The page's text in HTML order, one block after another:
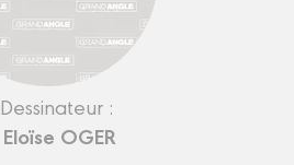
Dessinateur :
Eloïse OGER